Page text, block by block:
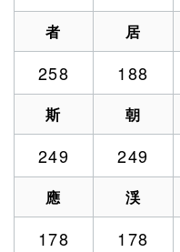
者 居
258 188
斯 朝
249 249
應 渓
178 178